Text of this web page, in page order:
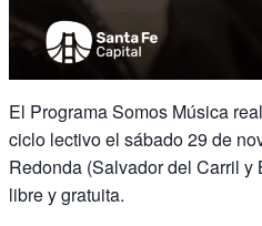
El Programa Somos Música
ciclo lectivo el sábado 29 de
Redonda (Salvador del Carril y
libre y gratuita.